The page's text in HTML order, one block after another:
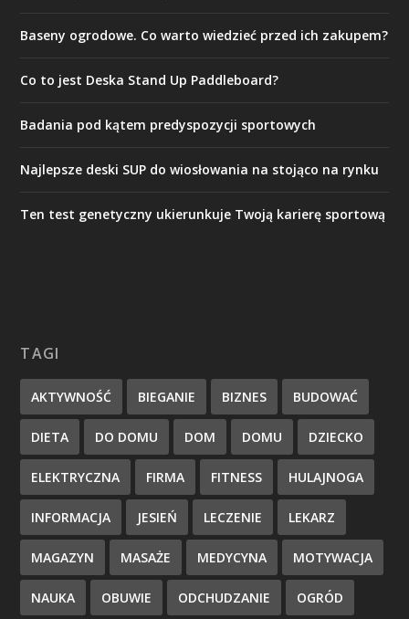
Baseny ogrodowe. Co warto wiedzieć przed ich zakupem?
Co to jest Deska Stand Up Paddleboard?
Badania pod kątem predyspozycji sportowych
Najlepsze deski SUP do wiosłowania na stojąco na rynku
Ten test genetyczny ukierunkuje Twoją karierę sportową
TAGI
AKTYWNOŚĆ BIEGANIE BIZNES BUDOWAĆ
DIETA DO DOMU DOM DOMU DZIECKO
ELEKTRYCZNA FIRMA FITNESS HULAJNOGA
INFORMACJA JESIEŃ LECZENIE LEKARZ
MAGAZYN MASAŻE MEDYCYNA MOTYWACJA
NAUKA OBUWIE ODCHUDZANIE OGRÓD